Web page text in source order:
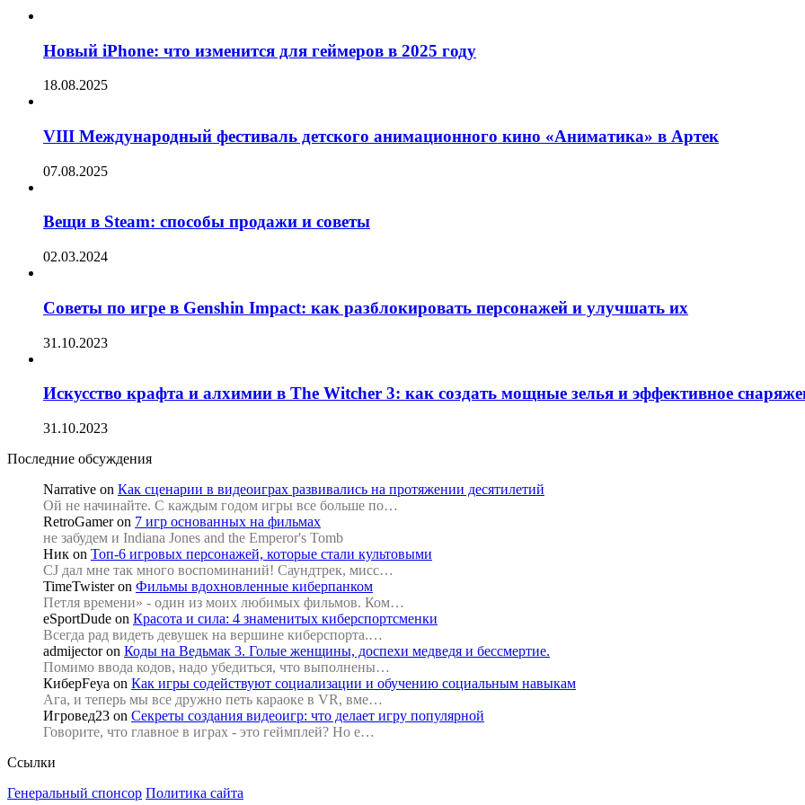
Новый iPhone: что изменится для геймеров в 2025 году
18.08.2025
VIII Международный фестиваль детского анимационного кино «Аниматика» в Артек
07.08.2025
Вещи в Steam: способы продажи и советы
02.03.2024
Советы по игре в Genshin Impact: как разблокировать персонажей и улучшать их
31.10.2023
Искусство крафта и алхимии в The Witcher 3: как создать мощные зелья и эффективное
31.10.2023
Последние обсуждения
Narrative on Как сценарии в видеоиграх развивались на протяжении десятилетий
Ой не начинайте. С каждым годом игры все больше по…
RetroGamer on 7 игр основанных на фильмах
не забудем и Indiana Jones and the Emperor's Tomb
Ник on Топ-6 игровых персонажей, которые стали культовыми
CJ дал мне так много воспоминаний! Саундтрек, мисс…
TimeTwister on Фильмы вдохновленные киберпанком
Петля времени» - один из моих любимых фильмов. Ком…
eSportDude on Красота и сила: 4 знаменитых киберспортсменки
Всегда рад видеть девушек на вершине киберспорта.…
admijector on Коды на Ведьмак 3. Голые женщины, доспехи медведя и бессмертие.
Помимо ввода кодов, надо убедиться, что выполнены…
КиберFeya on Как игры содействуют социализации и обучению социальным навыкам
Ага, и теперь мы все дружно петь караоке в VR, вме…
Игровед23 on Секреты создания видеоигр: что делает игру популярной
Говорите, что главное в играх - это геймплей? Но е…
Ссылки
Генеральный спонсор Политика сайта